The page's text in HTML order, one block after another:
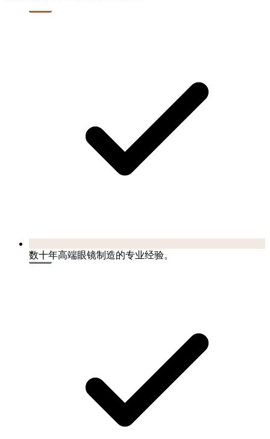
数十年高端眼镜制造的专业经验。